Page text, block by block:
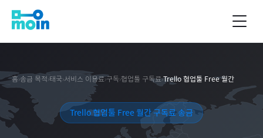
홈›송금 목적›태국›서비스 이용료›구독›협업툴 구독료›Trello 협업툴 Free 월간
Trello 협업툴 Free 월간 구독료 송금